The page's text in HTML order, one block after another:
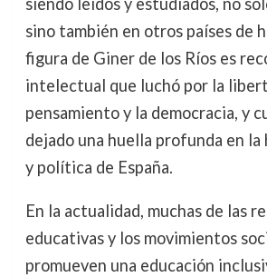
sino también en otros países de
figura de Giner de los Ríos es
intelectual que luchó por la
pensamiento y la democracia, y
dejado una huella profunda en
y política de España.
En la actualidad, muchas de las
educativas y los movimientos
promueven una educación